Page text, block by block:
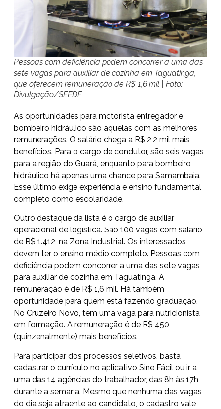
Pessoas com deficiência podem concorrer a uma das
sete vagas para auxiliar de cozinha em Taguatinga,
que oferecem remuneração de R$ 1,6 mil | Foto:
Divulgação/SEEDF
As oportunidades para motorista entregador e
bombeiro hidráulico são aquelas com as melhores
remunerações. O salário chega a R$ 2,2 mil mais
benefícios. Para o cargo de condutor, são seis vagas
para a região do Guará, enquanto para bombeiro
hidráulico há apenas uma chance para Samambaia.
Esse último exige experiência e ensino fundamental
completo como escolaridade.
Outro destaque da lista é o cargo de auxiliar
operacional de logística. São 100 vagas com salário
de R$ 1.412, na Zona Industrial. Os interessados
devem ter o ensino médio completo. Pessoas com
deficiência podem concorrer a uma das sete vagas
para auxiliar de cozinha em Taguatinga. A
remuneração é de R$ 1,6 mil. Há também
oportunidade para quem está fazendo graduação.
No Cruzeiro Novo, tem uma vaga para nutricionista
em formação. A remuneração é de R$ 450
(quinzenalmente) mais benefícios.
Para participar dos processos seletivos, basta
cadastrar o currículo no aplicativo Sine Fácil ou ir a
uma das 14 agências do trabalhador, das 8h às 17h,
durante a semana. Mesmo que nenhuma das vagas
do dia seja atraente ao candidato, o cadastro vale